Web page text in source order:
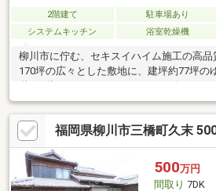
2階建て 駐車場あり
システムキッチン
浴室乾燥機
柳川市に佇む、セキスイハイム施工の高
170坪の広々とした敷地に、建坪約77坪の
完備し、独立した暮らしも可能♪家族が集
ーを両立した理想の住まい。静かで住み
活を始めませんか。
福岡県柳川市三橋町久末
500万円
間取り 7DK